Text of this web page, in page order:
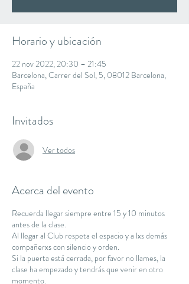
Horario y ubicación
22 nov 2022, 20:30 – 21:45
Barcelona, Carrer del Sol, 5, 08012 Barcelona,
España
Invitados
Ver todos
Acerca del evento
Recuerda llegar siempre entre 15 y 10 minutos
antes de la clase.
Al llegar al Club respeta el espacio y a lxs demás
compañerxs con silencio y orden.
Si la puerta está cerrada, por favor no llames, la
clase ha empezado y tendrás que venir en otro
momento.